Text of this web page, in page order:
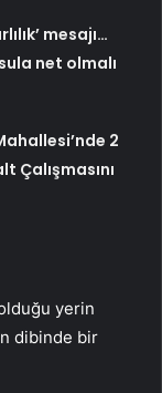
mesajı…
net olmalı
2
Çalışmasını
yerin
dibinde bir